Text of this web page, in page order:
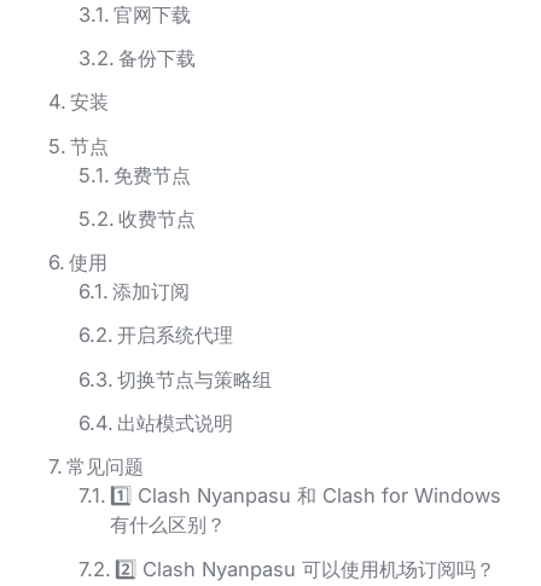
官网下载
备份下载
安装
节点
免费节点
收费节点
使用
添加订阅
开启系统代理
切换节点与策略组
出站模式说明
常见问题
1️⃣ Clash Nyanpasu 和 Clash for Windows
有什么区别？
2️⃣ Clash Nyanpasu 可以使用机场订阅吗？